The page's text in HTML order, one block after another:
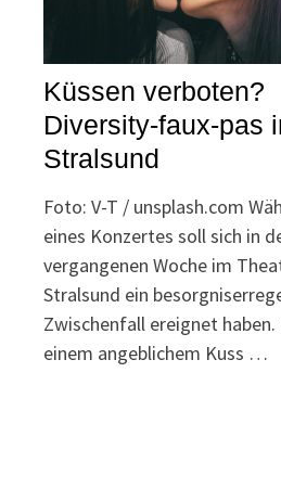
Küssen verboten?
Diversity-faux-pas
Stralsund
Foto: V-T / unsplash.com
eines Konzertes soll sich in
vergangenen Woche im
Stralsund ein
Zwischenfall ereignet haben.
einem angeblichem Kuss …